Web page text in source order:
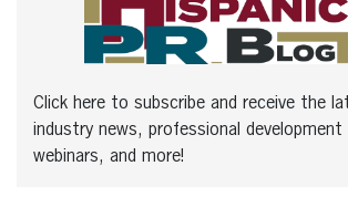
Click here to subscribe and receive the
industry news, professional development
webinars, and more!